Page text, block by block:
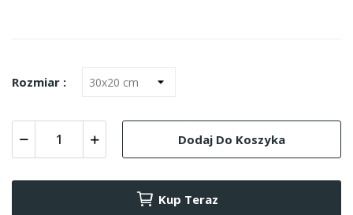
Rozmiar :
Dodaj Do Koszyka
Kup Teraz